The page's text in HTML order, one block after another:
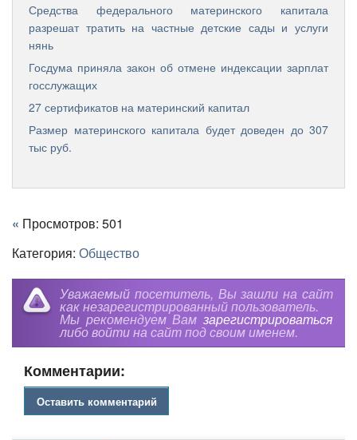
Средства федерального материнского капитала
разрешат тратить на частные детские сады и услуги
нянь
Госдума приняла закон об отмене индексации зарплат
госслужащих
27 сертификатов на материнский капитал
Размер материнского капитала будет доведен до 307
тыс руб.
« Просмотров: 501
Категория: Общество
Уважаемый посетитель, Вы зашли на сайт
как незарегистрированный пользователь.
Мы рекомендуем Вам зарегистрироваться
либо войти на сайт под своим именем.
Комментарии:
Оставить комментарий